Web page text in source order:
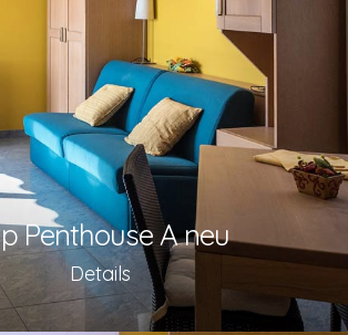
Penthouse A neu
Details